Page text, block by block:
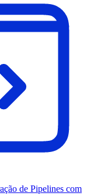
de Pipelines com